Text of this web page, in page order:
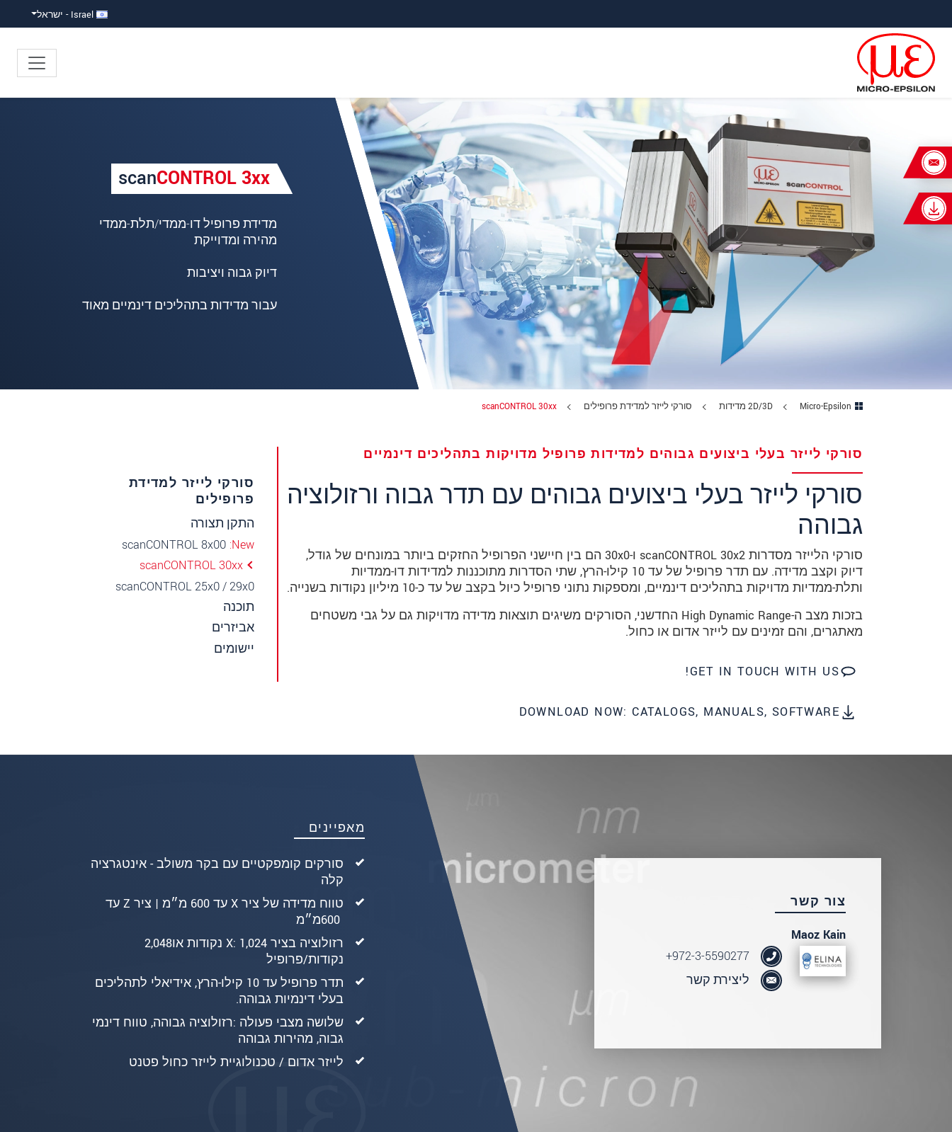
Israel - ישראל
scanCONTROL 3xx
דיוק‎ ‎גבוה‎ ‎ויציבות
עבור מדידות‎ ‎בתהליכים‎ ‎דינמיים‎ ‎מאוד
Micro-Epsilon 2D/3D מדידות סורקי לייזר למדידת פרופילים scanCONTROL 30xx
סורקי‎ ‎לייזר‎ ‎בעלי‎ ‎ביצועים‎ ‎גבוהים‎ ‎למדידות‎ ‎פרופיל‎ ‎מדויקות‎ ‎בתהליכים‎ ‎דינמיים
סורקי הלייזר מסדרות scanCONTROL 30x2 ו-30x0 הם בין חיישני הפרופיל החזקים ביותר במונחים של גודל,
דיוק וקצב מדידה. עם תדר פרופיל של עד 10 קילו-הרץ, שתי הסדרות מתוכננות למדידות דו-ממדיות
ותלת-ממדיות מדויקות בתהליכים דינמיים, ומספקות נתוני פרופיל כיול בקצב של עד כ-10 מיליון נקודות בשנייה.
בזכות מצב ה-High Dynamic Range החדשני, הסורקים משיגים תוצאות מדידה מדויקות גם על גבי משטחים
מאתגרים, והם זמינים עם לייזר אדום או כחול.‎
GET IN TOUCH WITH US!
DOWNLOAD NOW: CATALOGS, MANUALS, SOFTWARE
סורקי לייזר למדידת
פרופילים
התקן תצורה
New
scanCONTROL 8x00
scanCONTROL 30xx
scanCONTROL 25x0 / 29x0
תוכנה
אביזרים
יישומים
מאפיינים
טווח‎ ‎מדידה‎ ‎של‎ ‎ציר‎ X ‎עד‎ 600 ‎מ״מ‎ | ‎ציר‎ Z ‎עד‎
600 ‎מ״מ
רזולוציה‎ ‎בציר‎ X: 1,024 ‎נקודות‎ ‎או‎ 2,048
לייזר‎ ‎אדום‎ / ‎טכנולוגיית‎ ‎לייזר‎ ‎כחול‎ ‎פטנט
צור קשר
Maoz Kain
972-3-5590277+
ליצירת קשר
×
Your request for: scanCONTROL 30xx
כותרת*
שם פרטי*
שם משפחה*
שם חברה
טלפון
ארץ*
Message
* שדות חובה